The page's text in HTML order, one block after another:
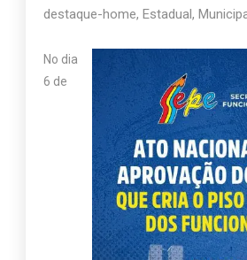
destaque-home,Estadual,
No dia
6 de